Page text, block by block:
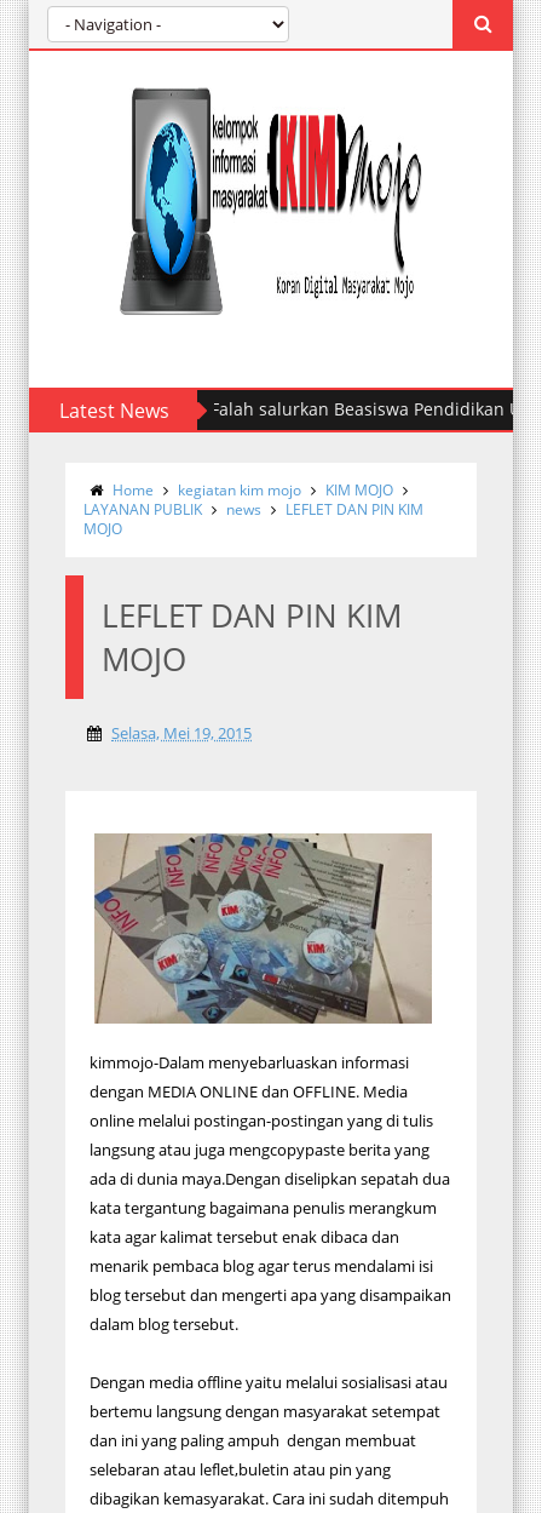
Latest News Kelurahan Mojo Melantik Pengurus
Home kegiatan kim mojo
KIM MOJO
LAYANAN PUBLIK
news
LEFLET DAN PIN KIM
MOJO
LEFLET DAN PIN KIM
MOJO
Selasa, Mei 19, 2015
kimmojo-Dalam menyebarluaskan informasi
dengan MEDIA ONLINE dan OFFLINE. Media
online melalui postingan-postingan yang di tulis
langsung atau juga mengcopypaste berita yang
ada di dunia maya.Dengan diselipkan sepatah dua
kata tergantung bagaimana penulis merangkum
kata agar kalimat tersebut enak dibaca dan
menarik pembaca blog agar terus mendalami isi
blog tersebut dan mengerti apa yang disampaikan
dalam blog tersebut.
Dengan media offline yaitu melalui sosialisasi atau
bertemu langsung dengan masyarakat setempat
dan ini yang paling ampuh dengan membuat
selebaran atau leflet,buletin atau pin yang
dibagikan kemasyarakat. Cara ini sudah ditempuh